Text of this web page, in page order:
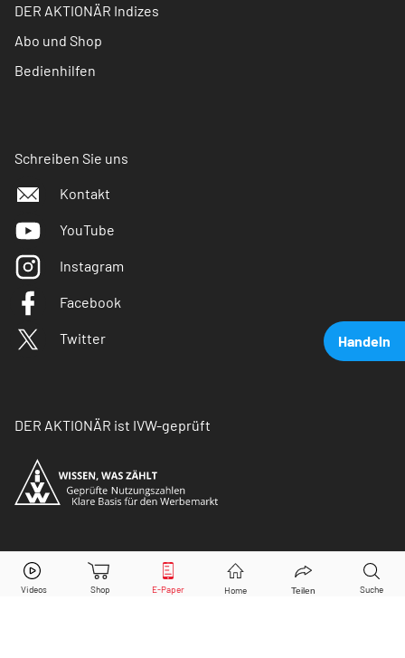
Handeln
The Walt Disney CompanyAktie jetzt handeln?
DER AKTIONÄR Indizes
Abo und Shop
Bedienhilfen
Schreiben Sie uns
Kontakt
YouTube
Instagram
Facebook
Twitter
DER AKTIONÄR ist IVW-geprüft
© Copyright 2026 Börsenmedien AG. Alle Rechte